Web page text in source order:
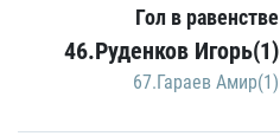
Гол в равенстве
46.Руденков Игорь(1)
67.Гараев Амир(1)